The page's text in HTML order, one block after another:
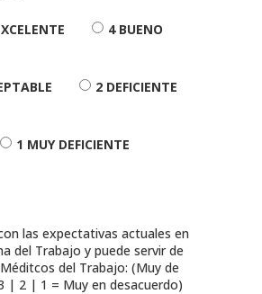
4 BUENO
2 DEFICIENTE
1 MUY DEFICIENTE
las expectativas actuales en
del Trabajo y puede servir de
del Trabajo: (Muy de
| 2 | 1 = Muy en desacuerdo)